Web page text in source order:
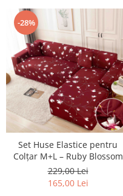
-28%
Set Huse Elastice pentru
Colțar M+L – Ruby Blossom
229,00 Lei
165,00 Lei